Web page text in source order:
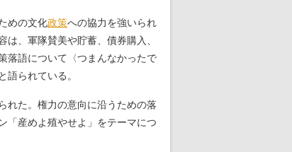
めの文化政策への協力を強いられ
、軍隊賛美や貯蓄、債券購入、
落語について〈つまんなかったで
られている。
れた。権力の意向に沿うための落
「産めよ殖やせよ」をテーマにつ